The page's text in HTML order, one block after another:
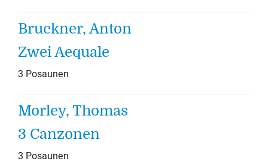
Bruckner, Anton
Zwei Aequale
3 Posaunen
Morley, Thomas
3 Canzonen
3 Posaunen